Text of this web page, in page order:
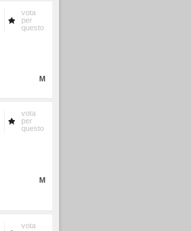
vota
per
questo
M
vota
per
questo
M
vota